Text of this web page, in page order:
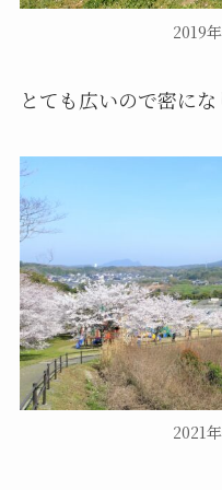
2019
とても広いので密に
2021